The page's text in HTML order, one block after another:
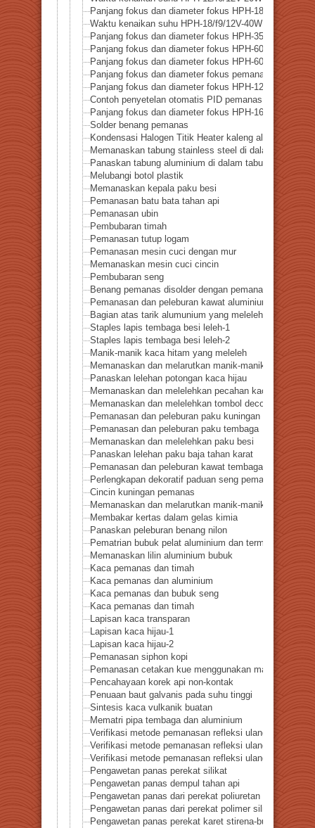
Panjang fokus dan diameter fokus HPH-18
Waktu kenaikan suhu HPH-18/f9/12V-40W
Panjang fokus dan diameter fokus HPH-35
Panjang fokus dan diameter fokus HPH-60/f30
Panjang fokus dan diameter fokus HPH-60-f60
Panjang fokus dan diameter fokus pemanas titik
Panjang fokus dan diameter fokus HPH-120-f45
Contoh penyetelan otomatis PID pemanas titik halogen
Panjang fokus dan diameter fokus HPH-160W-f40
Solder benang pemanas
Kondensasi Halogen Titik Heater kaleng aluminium
Memanaskan tabung stainless steel di dalam tabung
Panaskan tabung aluminium di dalam tabung kaca
Melubangi botol plastik
Memanaskan kepala paku besi
Pemanasan batu bata tahan api
Pemanasan ubin
Pembubaran timah
Pemanasan tutup logam
Pemanasan mesin cuci dengan mur
Memanaskan mesin cuci cincin
Pembubaran seng
Benang pemanas disolder dengan pemanas titik
Pemanasan dan peleburan kawat aluminium
Bagian atas tarik alumunium yang meleleh
Staples lapis tembaga besi leleh-1
Staples lapis tembaga besi leleh-2
Manik-manik kaca hitam yang meleleh
Memanaskan dan melarutkan manik-manik polistiren
Panaskan lelehan potongan kaca hijau
Memanaskan dan melelehkan pecahan kaca berwarna
Memanaskan dan melelehkan tombol deco perak
Pemanasan dan peleburan paku kuningan
Pemanasan dan peleburan paku tembaga
Memanaskan dan melelehkan paku besi
Panaskan lelehan paku baja tahan karat
Pemanasan dan peleburan kawat tembaga
Perlengkapan dekoratif paduan seng pemanas
Cincin kuningan pemanas
Memanaskan dan melarutkan manik-manik akrilik
Membakar kertas dalam gelas kimia
Panaskan peleburan benang nilon
Pematrian bubuk pelat aluminium dan termokopel
Memanaskan lilin aluminium bubuk
Kaca pemanas dan timah
Kaca pemanas dan aluminium
Kaca pemanas dan bubuk seng
Kaca pemanas dan timah
Lapisan kaca transparan
Lapisan kaca hijau-1
Lapisan kaca hijau-2
Pemanasan siphon kopi
Pemanasan cetakan kue menggunakan masker lancip
Pencahayaan korek api non-kontak
Penuaan baut galvanis pada suhu tinggi
Sintesis kaca vulkanik buatan
Mematri pipa tembaga dan aluminium
Verifikasi metode pemanasan refleksi ulang-
Verifikasi metode pemanasan refleksi ulang-
Verifikasi metode pemanasan refleksi ulang-
Pengawetan panas perekat silikat
Pengawetan panas dempul tahan api
Pengawetan panas dari perekat poliuretan khusus
Pengawetan panas dari perekat polimer silikon
Pengawetan panas perekat karet stirena-butadiena